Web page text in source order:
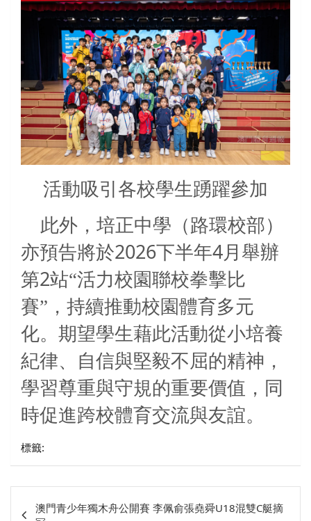
活動吸引各校學生踴躍參加
此外，培正中學（路環校部）
亦預告將於2026下半年4月舉辦
第2站“活力校園聯校拳擊比
賽”，持續推動校園體育多元
化。期望學生藉此活動從小培養
紀律、自信與堅毅不屈的精神，
學習尊重與守規的重要價值，同
時促進跨校體育交流與友誼。
標籤:
澳門青少年獨木舟公開賽 李佩俞張堯舜U18混雙C艇摘